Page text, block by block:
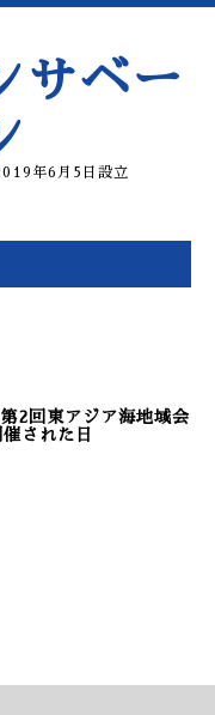
サベー
年6月5日設立
2回東アジア海地域会
された日